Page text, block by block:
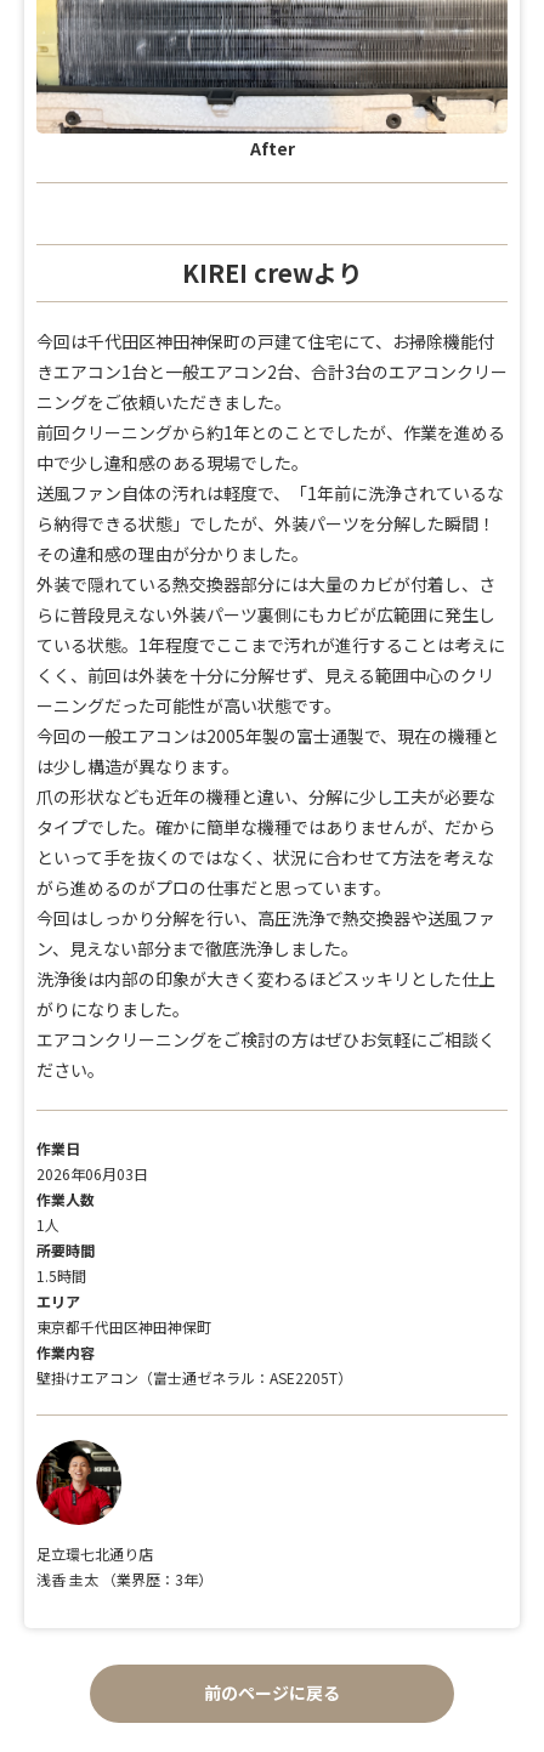
After
KIREI crewより
今回は千代田区神田神保町の戸建て住宅にて、お掃除機能付
きエアコン1台と一般エアコン2台、合計3台のエアコンクリー
ニングをご依頼いただきました。
前回クリーニングから約1年とのことでしたが、作業を進める
中で少し違和感のある現場でした。
送風ファン自体の汚れは軽度で、「1年前に洗浄されているな
ら納得できる状態」でしたが、外装パーツを分解した瞬間！
その違和感の理由が分かりました。
外装で隠れている熱交換器部分には大量のカビが付着し、さ
らに普段見えない外装パーツ裏側にもカビが広範囲に発生し
ている状態。1年程度でここまで汚れが進行することは考えに
くく、前回は外装を十分に分解せず、見える範囲中心のクリ
ーニングだった可能性が高い状態です。
今回の一般エアコンは2005年製の富士通製で、現在の機種と
は少し構造が異なります。
爪の形状なども近年の機種と違い、分解に少し工夫が必要な
タイプでした。確かに簡単な機種ではありませんが、だから
といって手を抜くのではなく、状況に合わせて方法を考えな
がら進めるのがプロの仕事だと思っています。
今回はしっかり分解を行い、高圧洗浄で熱交換器や送風ファ
ン、見えない部分まで徹底洗浄しました。
洗浄後は内部の印象が大きく変わるほどスッキリとした仕上
がりになりました。
エアコンクリーニングをご検討の方はぜひお気軽にご相談く
ださい。
作業日
2026年06月03日
作業人数
1人
所要時間
1.5時間
エリア
東京都千代田区神田神保町
作業内容
壁掛けエアコン（富士通ゼネラル：ASE2205T）
足立環七北通り店
浅香 圭太 （業界歴：3年）
前のページに戻る